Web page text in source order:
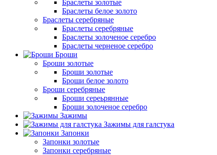
Браслеты золотые
Браслеты белое золото
Браслеты серебряные
Браслеты cеребряные
Браслеты золоченое серебро
Браслеты черненое серебро
Броши
Броши золотые
Броши золотые
Броши белое золото
Броши серебряные
Броши сереьрянные
Броши золоченое серебро
Зажимы
Зажимы для галстука
Запонки
Запонки золотые
Запонки серебряные